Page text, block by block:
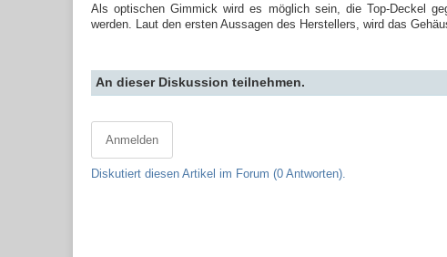
Als optischen Gimmick wird es möglich sein, die Top-Deckel
werden. Laut den ersten Aussagen des Herstellers, wird das
An dieser Diskussion teilnehmen.
Anmelden
Diskutiert diesen Artikel im Forum (0 Antworten).